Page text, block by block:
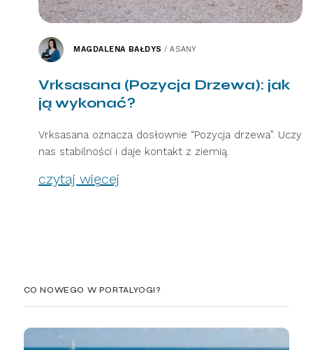
CO NOWEGO W PORTALYOGI?
MAGDALENA BAŁDYS /ASANY
Vrksasana (Pozycja Drzewa): jak
ją wykonać?
Vrksasana oznacza dosłownie “Pozycja drzewa”. Uczy
nas stabilności i daje kontakt z ziemią.
czytaj więcej